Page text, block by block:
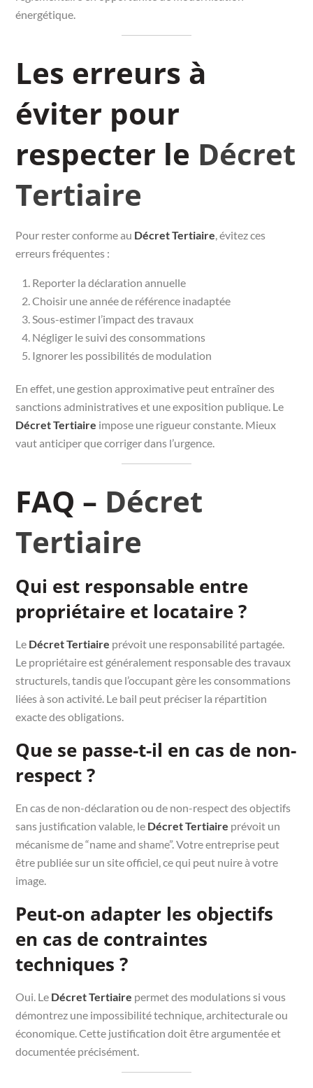
énergétique.
Les erreurs à
éviter pour
respecter le Décret
Tertiaire
Pour rester conforme au Décret Tertiaire, évitez ces
erreurs fréquentes :
Reporter la déclaration annuelle
Choisir une année de référence inadaptée
Sous-estimer l’impact des travaux
Négliger le suivi des consommations
Ignorer les possibilités de modulation
En effet, une gestion approximative peut entraîner des
sanctions administratives et une exposition publique. Le
Décret Tertiaire impose une rigueur constante. Mieux
vaut anticiper que corriger dans l’urgence.
FAQ – Décret
Tertiaire
Qui est responsable entre
propriétaire et locataire ?
Le Décret Tertiaire prévoit une responsabilité partagée.
Le propriétaire est généralement responsable des travaux
structurels, tandis que l’occupant gère les consommations
liées à son activité. Le bail peut préciser la répartition
exacte des obligations.
Que se passe-t-il en cas de non-
respect ?
En cas de non-déclaration ou de non-respect des objectifs
sans justification valable, le Décret Tertiaire prévoit un
mécanisme de “name and shame”. Votre entreprise peut
être publiée sur un site officiel, ce qui peut nuire à votre
image.
Peut-on adapter les objectifs
en cas de contraintes
techniques ?
Oui. Le Décret Tertiaire permet des modulations si vous
démontrez une impossibilité technique, architecturale ou
économique. Cette justification doit être argumentée et
documentée précisément.